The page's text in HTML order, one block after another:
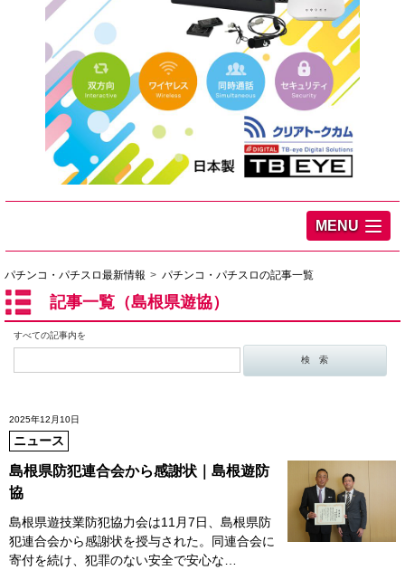
MENU
パチンコ・パチスロ最新情報 パチンコ・パチスロの記事一覧
記事一覧（島根県遊協）
すべての記事内を
2025年12月10日
ニュース
島根県防犯連合会から感謝状｜島根遊防
協
島根県遊技業防犯協力会は11月7日、島根県防
犯連合会から感謝状を授与された。同連合会に
寄付を続け、犯罪のない安全で安心な…